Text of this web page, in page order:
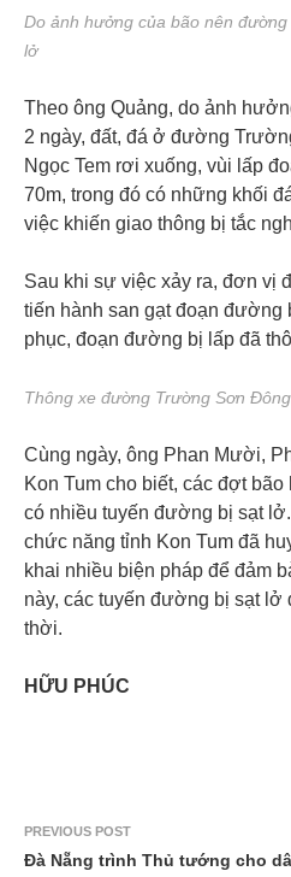
Do ảnh hưởng của bão nên
lở
Theo ông Quảng, do ảnh
2 ngày, đất, đá ở đường
Ngọc Tem rơi xuống, vùi lấp
70m, trong đó có những khối
việc khiến giao thông bị tắc
Sau khi sự việc xảy ra, đơn vị
tiến hành san gạt đoạn đường
phục, đoạn đường bị lấp đã
Thông xe đường Trường Sơn Đông
Cùng ngày, ông Phan Mười,
Kon Tum cho biết, các đợt
có nhiều tuyến đường bị sạt
chức năng tỉnh Kon Tum đã
khai nhiều biện pháp để đảm
này, các tuyến đường bị sạt lở
thời.
HỮU PHÚC
PREVIOUS POST
Đà Nẵng trình Thủ tướng cho